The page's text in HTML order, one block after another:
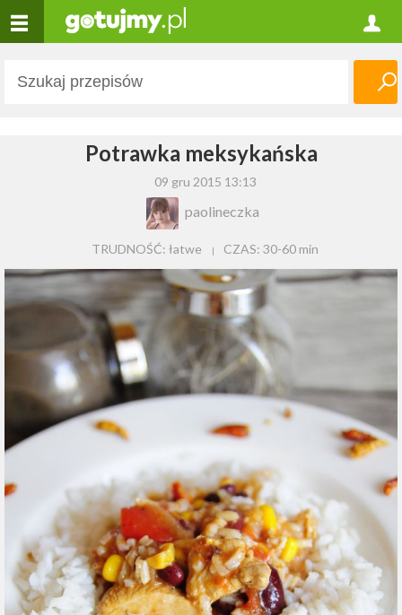
Potrawka meksykańska
09 gru 2015 13:13
paolineczka
TRUDNOŚĆ: łatwe CZAS:30-60 min